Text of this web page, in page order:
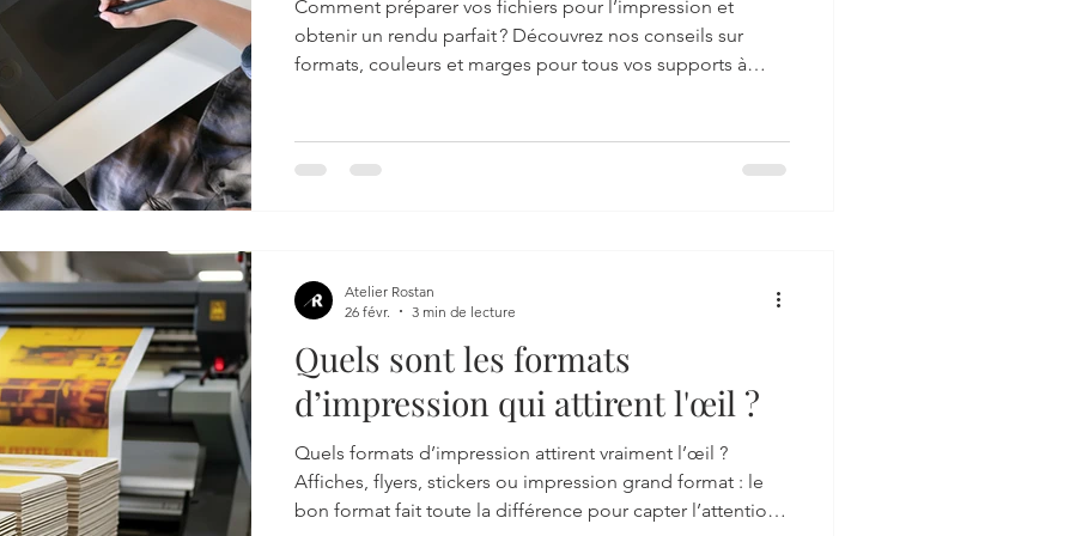
Comment préparer vos fichiers pour l’impression et
obtenir un rendu parfait ? Découvrez nos conseils sur
formats, couleurs et marges pour tous vos supports à
Quels sont les formats
d’impression qui attirent l'œil ?
Quels formats d’impression attirent vraiment l’œil ?
Affiches, flyers, stickers ou impression grand format : le
bon format fait toute la différence pour capter l’attention.
Atelier Rostan
26 févr.
3 min de lecture